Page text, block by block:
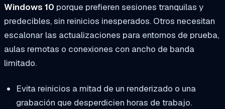
Windows 10 porque prefieren sesiones tranquilas y
predecibles, sin reinicios inesperados. Otros necesitan
escalonar las actualizaciones para entornos de prueba,
aulas remotas o conexiones con ancho de banda
limitado.
Evita reinicios a mitad de un renderizado o una
grabación que desperdicien horas de trabajo.